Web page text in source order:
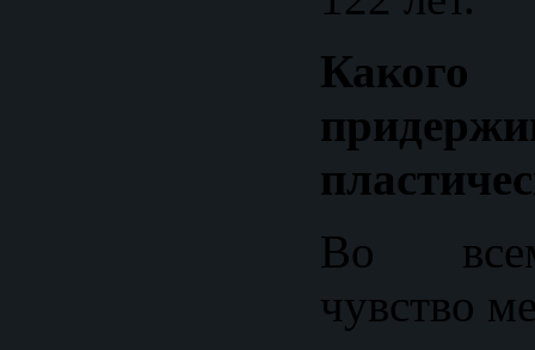
Во
чувство